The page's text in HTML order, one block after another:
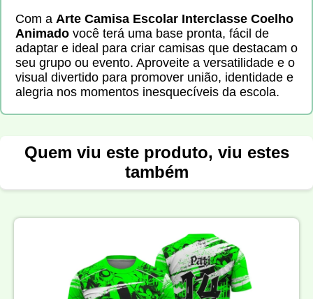
Com a Arte Camisa Escolar Interclasse Coelho
Animado você terá uma base pronta, fácil de
adaptar e ideal para criar camisas que destacam o
seu grupo ou evento. Aproveite a versatilidade e o
visual divertido para promover união, identidade e
alegria nos momentos inesquecíveis da escola.
Quem viu este produto, viu estes
também